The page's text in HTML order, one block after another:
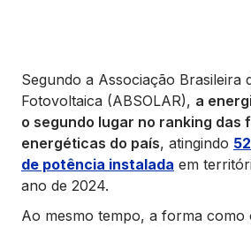
Segundo a Associação Brasileira
Fotovoltaica (ABSOLAR), a
o segundo lugar no ranking das
energéticas do país, atingindo
de potência instalada em
ano de 2024.
Ao mesmo tempo, a forma como